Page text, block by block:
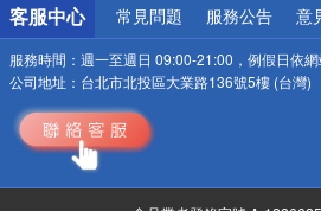
客服中心 常見問題 服務公告 意
服務時間： 週一至週日 09:00-21:00，例假日依
公司地址： 台北市北投區大業路136號5樓 (台灣)